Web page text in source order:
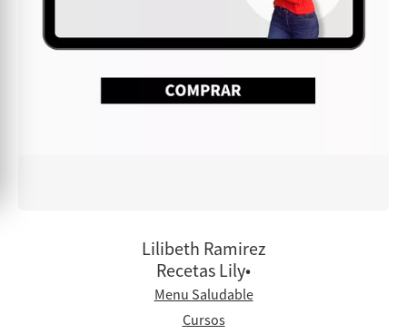
Lilibeth Ramirez
Recetas Lily•
Menu Saludable
Cursos